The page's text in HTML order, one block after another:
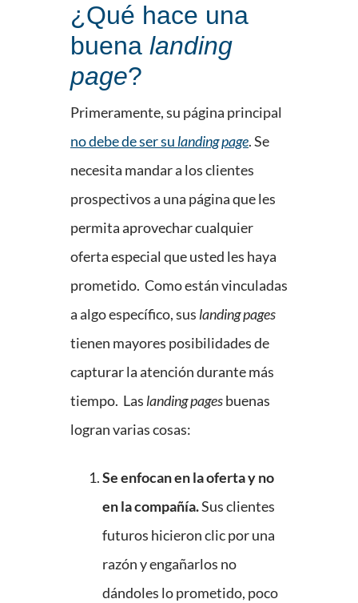
¿Qué hace una
buena landing
page?
Primeramente, su página principal
no debe de ser su landing page. Se
necesita mandar a los clientes
prospectivos a una página que les
permita aprovechar cualquier
oferta especial que usted les haya
prometido. Como están vinculadas
a algo específico, sus landing pages
tienen mayores posibilidades de
capturar la atención durante más
tiempo. Las landing pagesbuenas
logran varias cosas:
Se enfocan en la oferta y no
en la compañía.Sus clientes
futuros hicieron clic por una
razón y engañarlos no
dándoles lo prometido, poco